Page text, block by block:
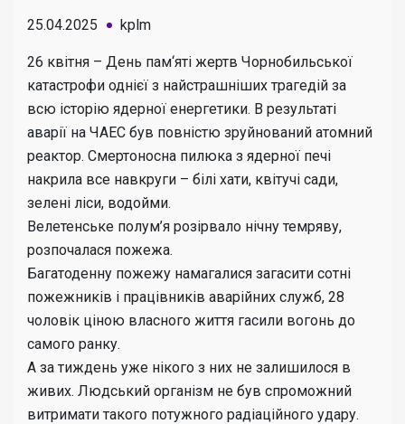
25.04.2025 kplm
26 квітня – День пам‘яті жертв Чорнобильської
катастрофи однієї з найстрашніших трагедій за
всю історію ядерної енергетики. В результаті
аварії на ЧАЕС був повністю зруйнований атомний
реактор. Смертоносна пилюка з ядерної печі
накрила все навкруги – білі хати, квітучі сади,
зелені ліси, водойми.
Велетенське полум’я розірвало нічну темряву,
розпочалася пожежа.
Багатоденну пожежу намагалися загасити сотні
пожежників і працівників аварійних служб, 28
чоловік ціною власного життя гасили вогонь до
самого ранку.
А за тиждень уже нікого з них не залишилося в
живих. Людський організм не був спроможний
витримати такого потужного радіаційного удару.